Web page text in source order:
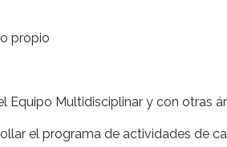
propio
Equipo Multidisciplinar y con otras
el programa de actividades de